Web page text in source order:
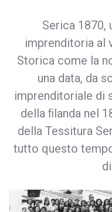
Serica 1870,
imprenditoria al
Storica come la
una data, da
imprenditoriale di
della ﬁlanda nel
della Tessitura
tutto questo